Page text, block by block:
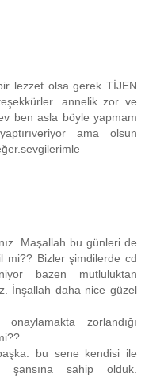
lezzet olsa gerek TİJEN
annelik zor ve
ben asla böyle yapmam
ama olsun
Maşallah bu günleri de
mi?? Bizler şimdilerde cd
bazen mutluluktan
İnşallah daha nice güzel
zorlandığı
bu sene kendisi ile
sahip olduk.